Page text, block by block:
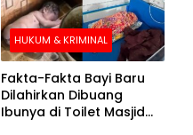
HUKUM & KRIMINAL
Fakta-Fakta Bayi Baru
Dilahirkan Dibuang
Ibunya di Toilet Masjid